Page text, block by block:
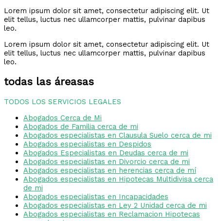
Lorem ipsum dolor sit amet, consectetur adipiscing elit. Ut
elit tellus, luctus nec ullamcorper mattis, pulvinar dapibus
leo.
Lorem ipsum dolor sit amet, consectetur adipiscing elit. Ut
elit tellus, luctus nec ullamcorper mattis, pulvinar dapibus
leo.
todas las áreasas
TODOS LOS SERVICIOS LEGALES
Abogados Cerca de Mi
Abogados de Familia cerca de mi
Abogados especialistas en Clausula Suelo cerca de mi
Abogados especialistas en Despidos
Abogados Especialistas en Deudas cerca de mi
Abogados especialistas en Divorcio cerca de mi
Abogados especialistas en herencias cerca de mí
Abogados especialistas en Hipotecas Multidivisa cerca
de mi
Abogados especialistas en Incapacidades
Abogados especialistas en Ley 2 Unidad cerca de mi
Abogados especialistas en Reclamacion Hipotecas